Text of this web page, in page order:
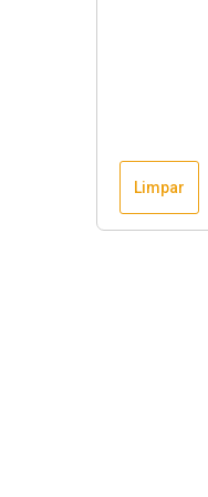
Limpar